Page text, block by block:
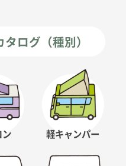
ログ（種別）
ン 軽キャンパー